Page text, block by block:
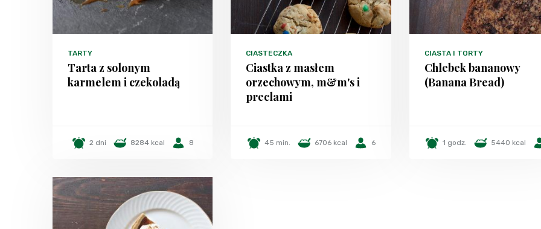
TARTY
Tarta z solonym
karmelem i czekoladą
2 dni 8284 kcal 8
CIASTECZKA
Ciastka z masłem
orzechowym, m&m's i
preclami
45 min. 6706 kcal 6
CIASTA I TORTY
Chlebek bananowy
(Banana Bread)
1 godz. 5440 kcal